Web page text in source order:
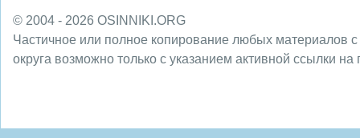
© 2004 - 2026 OSINNIKI.ORG
Частичное или полное копирование любых материалов
округа возможно только с указанием активной ссылки на